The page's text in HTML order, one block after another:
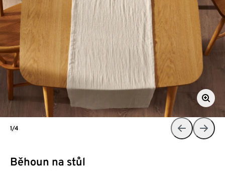
Běhoun na stůl
1/4